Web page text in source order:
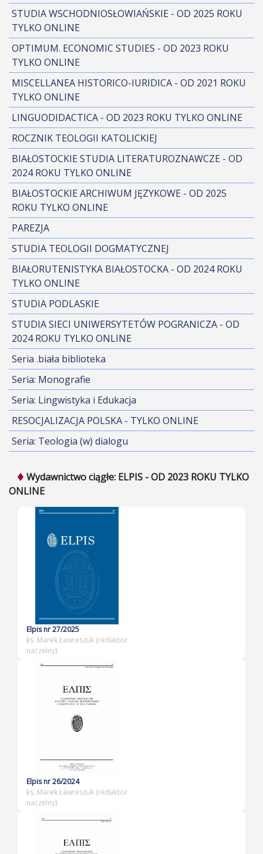
STUDIA WSCHODNIOSŁOWIAŃSKIE - OD 2025 ROKU
TYLKO ONLINE
OPTIMUM. ECONOMIC STUDIES - OD 2023 ROKU
TYLKO ONLINE
MISCELLANEA HISTORICO-IURIDICA - OD 2021 ROKU
TYLKO ONLINE
LINGUODIDACTICA - OD 2023 ROKU TYLKO ONLINE
ROCZNIK TEOLOGII KATOLICKIEJ
BIAŁOSTOCKIE STUDIA LITERATUROZNAWCZE - OD
2024 ROKU TYLKO ONLINE
BIAŁOSTOCKIE ARCHIWUM JĘZYKOWE - OD 2025
ROKU TYLKO ONLINE
PAREZJA
STUDIA TEOLOGII DOGMATYCZNEJ
BIAŁORUTENISTYKA BIAŁOSTOCKA - OD 2024 ROKU
TYLKO ONLINE
STUDIA PODLASKIE
STUDIA SIECI UNIWERSYTETÓW POGRANICZA - OD
2024 ROKU TYLKO ONLINE
Seria .biała biblioteka
Seria: Monografie
Seria: Lingwistyka i Edukacja
RESOCJALIZACJA POLSKA - TYLKO ONLINE
Seria: Teologia (w) dialogu
Wydawnictwo ciągłe: ELPIS - OD 2023 ROKU TYLKO
ONLINE
Elpis nr 27/2025
ks. Marek Ławreszuk (redaktor
naczelny)
Elpis nr 26/2024
ks. Marek Ławreszuk (redaktor
naczelny)